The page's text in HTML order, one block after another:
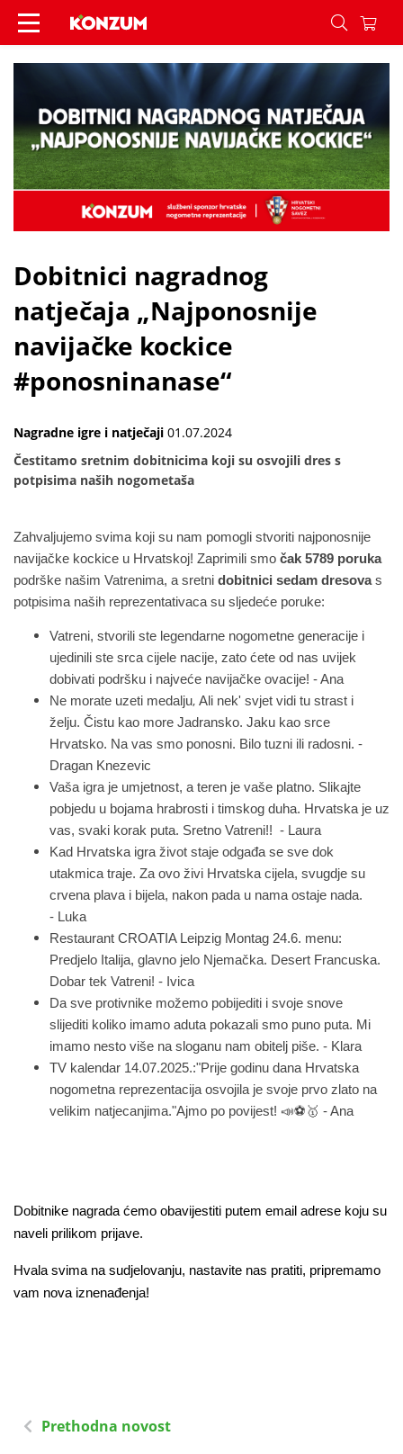
Dobitnici nagradnog natječaja „Najponosnije
Dobitnici nagradnog
natječaja „Najponosnije
navijačke kockice
#ponosninanase“
Nagradne igre i natječaji 01.07.2024
Čestitamo sretnim dobitnicima koji su osvojili dres s
potpisima naših nogometaša
Zahvaljujemo svima koji su nam pomogli stvoriti najponosnije
navijačke kockice u Hrvatskoj! Zaprimili smo čak 5789 poruka
podrške našim Vatrenima, a sretni dobitnici sedam dresovas
potpisima naših reprezentativaca su sljedeće poruke:
Vatreni, stvorili ste legendarne nogometne generacije i
ujedinili ste srca cijele nacije, zato ćete od nas uvijek
dobivati podršku i najveće navijačke ovacije! - Ana
Ne morate uzeti medalju, Ali nek' svjet vidi tu strast i
želju. Čistu kao more Jadransko. Jaku kao srce
Hrvatsko. Na vas smo ponosni. Bilo tuzni ili radosni. -
Dragan Knezevic
Vaša igra je umjetnost, a teren je vaše platno. Slikajte
pobjedu u bojama hrabrosti i timskog duha. Hrvatska je uz
vas, svaki korak puta. Sretno Vatreni!! - Laura
Kad Hrvatska igra život staje odgađa se sve dok
utakmica traje. Za ovo živi Hrvatska cijela, svugdje su
crvena plava i bijela, nakon pada u nama ostaje nada.
- Luka
Restaurant CROATIA Leipzig Montag 24.6. menu:
Predjelo Italija, glavno jelo Njemačka. Desert Francuska.
Dobar tek Vatreni! - Ivica
Da sve protivnike možemo pobijediti i svoje snove
slijediti koliko imamo aduta pokazali smo puno puta. Mi
imamo nesto više na sloganu nam obitelj piše. - Klara
TV kalendar 14.07.2025.:"Prije godinu dana Hrvatska
nogometna reprezentacija osvojila je svoje prvo zlato na
velikim natjecanjima."Ajmo po povijest! 📣⚽️🥇 - Ana
Dobitnike nagrada ćemo obavijestiti putem email adrese koju su
naveli prilikom prijave.
Hvala svima na sudjelovanju, nastavite nas pratiti, pripremamo
vam nova iznenađenja!
Prethodna novost